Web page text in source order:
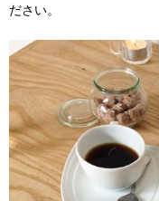
ださい。